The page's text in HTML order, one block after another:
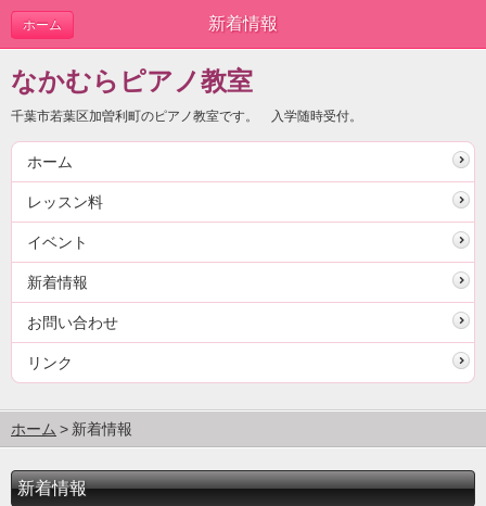
新着情報
ホーム
なかむらピアノ教室
千葉市若葉区加曽利町のピアノ教室です。 入学随時受付。
ホーム
レッスン料
イベント
新着情報
お問い合わせ
リンク
ホーム 新着情報
新着情報